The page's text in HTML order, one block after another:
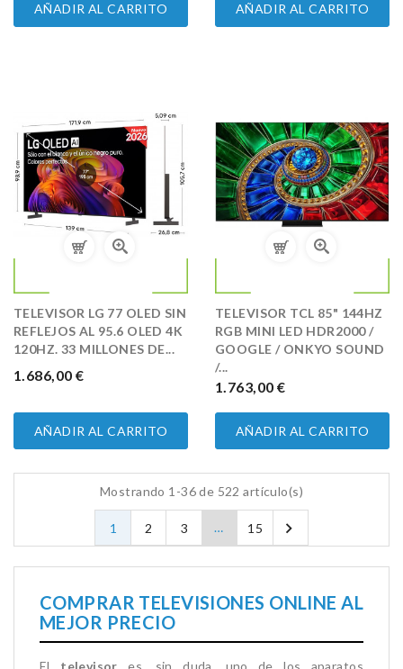
AÑADIR AL CARRITO AÑADIR AL CARRITO
TELEVISOR LG 77 OLED SIN
REFLEJOS AL 95.6 OLED 4K
120HZ. 33 MILLONES DE...
PRECIO
1.686,00 €
AÑADIR AL CARRITO
TELEVISOR TCL 85" 144HZ
RGB MINI LED HDR2000 /
GOOGLE / ONKYO SOUND
/...
PRECIO
1.763,00 €
AÑADIR AL CARRITO
Mostrando 1-36 de 522 artículo(s)
1 2 3 … 15 
COMPRAR TELEVISIONES ONLINE AL
MEJOR PRECIO
El televisor es, sin duda, uno de los aparatos